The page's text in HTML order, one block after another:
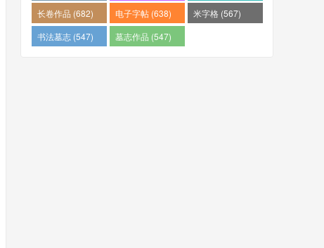
(682)
长卷作品 (682) 电子字帖 (638)
米字格 (567)
书法墓志 (547)
墓志作品 (547)